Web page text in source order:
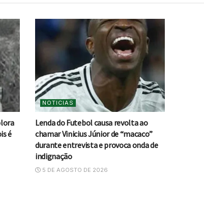
é
NOTICIAS
Lenda do Futebol causa revolta ao
chamar Vinicius Júnior de “macaco”
durante entrevista e provoca onda de
indignação
5 DE AGOSTO DE 2026